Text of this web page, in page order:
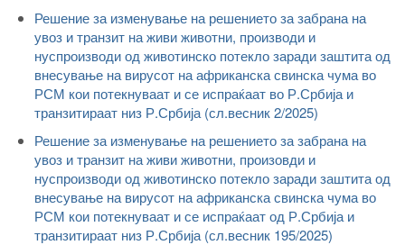
Решение за изменување на решението за забрана на
увоз и транзит на живи животни, производи и
нуспроизводи од животинско потекло заради заштита од
внесување на вирусот на африканска свинска чума во
РСМ кои потекнуваат и се испраќаат во Р.Србија и
транзитираат низ Р.Србија (сл.весник 2/2025)
Решение за изменување на решението за забрана на
увоз и транзит на живи животни, произовди и
нуспроизводи од животинско потекло заради заштита од
внесување на вирусот на африканска свинска чума во
РСМ кои потекнуваат и се испраќаат од Р.Србија и
транзитираат низ Р.Србија (сл.весник 195/2025)